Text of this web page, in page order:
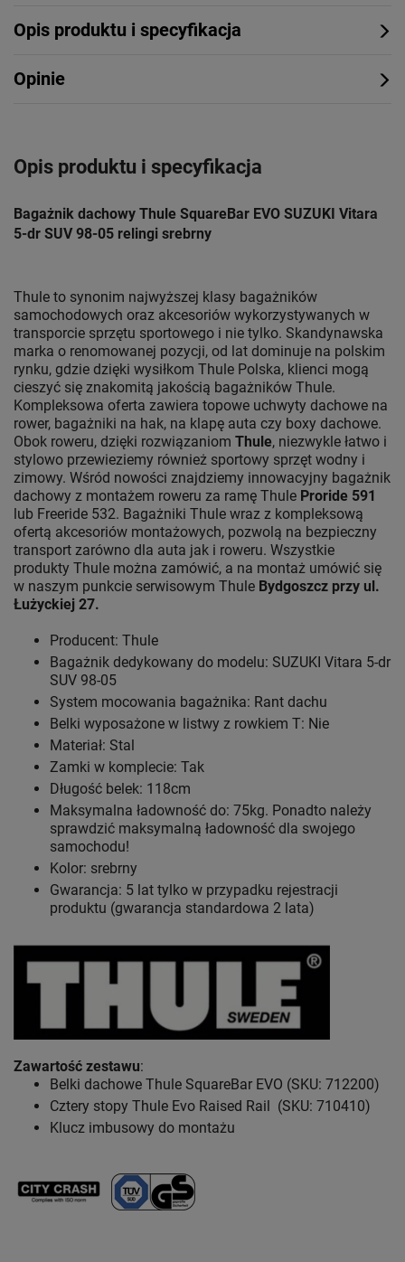
Opis produktu i specyfikacja
Opinie
Opis produktu i specyfikacja
Bagażnik dachowy Thule SquareBar EVO SUZUKI Vitara
5-dr SUV 98-05 relingi srebrny
Thule to synonim najwyższej klasy bagażników
samochodowych oraz akcesoriów wykorzystywanych w
transporcie sprzętu sportowego i nie tylko. Skandynawska
marka o renomowanej pozycji, od lat dominuje na polskim
rynku, gdzie dzięki wysiłkom Thule Polska, klienci mogą
cieszyć się znakomitą jakością bagażników Thule.
Kompleksowa oferta zawiera topowe uchwyty dachowe na
rower, bagażniki na hak, na klapę auta czy boxy dachowe.
Obok roweru, dzięki rozwiązaniom Thule, niezwykle łatwo i
stylowo przewieziemy również sportowy sprzęt wodny i
zimowy. Wśród nowości znajdziemy innowacyjny bagażnik
dachowy z montażem roweru za ramę Thule Proride 591
lub Freeride 532. Bagażniki Thule wraz z kompleksową
ofertą akcesoriów montażowych, pozwolą na bezpieczny
transport zarówno dla auta jak i roweru. Wszystkie
produkty Thule można zamówić, a na montaż umówić się
w naszym punkcie serwisowym Thule Bydgoszcz przy ul.
Łużyckiej 27.
Producent: Thule
Bagażnik dedykowany do modelu: SUZUKI Vitara 5-dr
SUV 98-05
System mocowania bagażnika: Rant dachu
Belki wyposażone w listwy z rowkiem T: Nie
Materiał: Stal
Zamki w komplecie: Tak
Długość belek: 118cm
Maksymalna ładowność do: 75kg. Ponadto należy
sprawdzić maksymalną ładowność dla swojego
samochodu!
Kolor: srebrny
Gwarancja: 5 lat tylko w przypadku rejestracji
produktu (gwarancja standardowa 2 lata)
Zawartość zestawu:
Belki dachowe Thule SquareBar EVO (SKU: 712200)
Cztery stopy Thule Evo Raised Rail (SKU: 710410)
Klucz imbusowy do montażu